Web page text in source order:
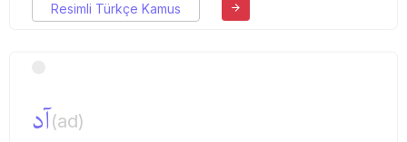
Resimli Türkçe Kamus
آد(ad)